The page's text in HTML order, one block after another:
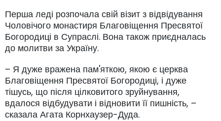
Перша леді розпочала свій візит з відвідування
Чоловічого монастиря Благовіщення Пресвятої
Богородиці в Супраслі. Вона також приєдналась
до молитви за Україну.
– Я дуже вражена пам'яткою, якою є церква
Благовіщення Пресвятої Богородиці, і дуже
тішусь, що після цілковитого зруйнування,
вдалося відбудувати і відновити її пишність, –
сказала Агата Корнхаузер-Дуда.